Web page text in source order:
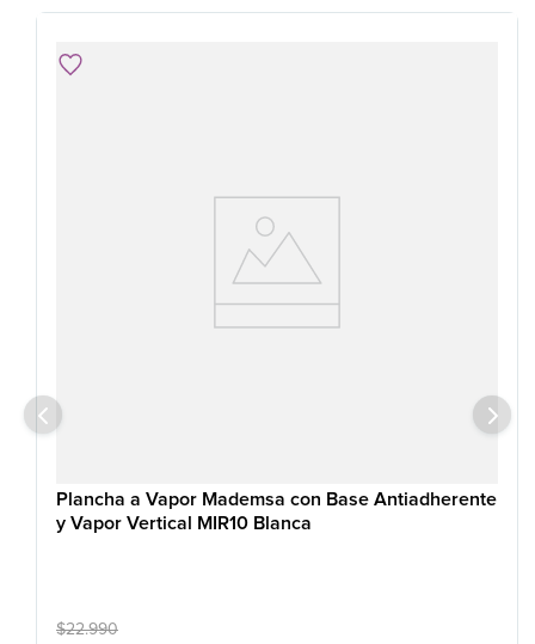
Plancha a Vapor Mademsa con Base Antiadherente
y Vapor Vertical MIR10 Blanca
$22.990